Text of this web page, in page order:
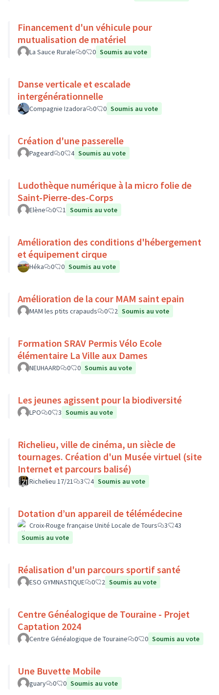
Financement d'un véhicule pour
mutualisation de matériel
La Sauce Rurale 0 0 Soumis au vote
Danse verticale et escalade
intergénérationnelle
Compagnie Izadora 0 0 Soumis au vote
Création d'une passerelle
Pageard 0 4 Soumis au vote
Ludothèque numérique à la micro folie de
Saint-Pierre-des-Corps
Elène 0 1 Soumis au vote
Amélioration des conditions d'hébergement
et équipement cirque
Héka 0 0 Soumis au vote
Amélioration de la cour MAM saint epain
MAM les ptits crapauds 0 2 Soumis au vote
Formation SRAV Permis Vélo Ecole
élémentaire La Ville aux Dames
NEUHAARD 0 0 Soumis au vote
Les jeunes agissent pour la biodiversité
LPO 0 3 Soumis au vote
Richelieu, ville de cinéma, un siècle de
tournages. Création d'un Musée virtuel (site
Internet et parcours balisé)
Richelieu 17/21 3 4 Soumis au vote
Dotation d’un appareil de télémédecine
Croix-Rouge française Unité Locale de Tours 3
43
Soumis au vote
Réalisation d'un parcours sportif santé
ESO GYMNASTIQUE 0 2 Soumis au vote
Centre Généalogique de Touraine - Projet
Captation 2024
Centre Généalogique de Touraine 0 0 Soumis au vote
Une Buvette Mobile
guary 0 0 Soumis au vote